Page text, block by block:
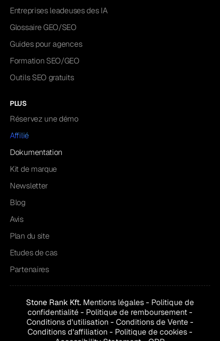
Entreprises leadeuses des IA
Glossaire GEO/SEO
Guides pour agences
Formation SEO/GEO
Outils SEO gratuits
PLUS
Réservez une démo
Affilié
Dokumentation
Kit de marque
Newsletter
Blog
Avis
Plan du site
Etudes de cas
Partenaires
Stone Rank Kft. Mentions légales- Politique de
confidentialité- Politique de remboursement-
Conditions d'utilisation - Conditions deVente-
Conditions d'affiliation - Politique de cookies-